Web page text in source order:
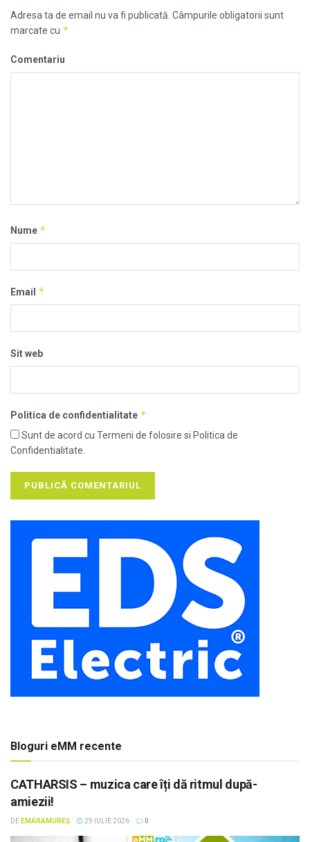
Adresa ta de email nu va fi publicată. Câmpurile obligatorii sunt
marcate cu *
Comentariu
Nume *
Email *
Sit web
Politica de confidentialitate *
Sunt de acord cu Termeni de folosire si Politica de
Confidentialitate.
Bloguri eMM recente
CATHARSIS – muzica care îți dă ritmul după-
amiezii!
DE EMARAMUREȘ 29 IULIE 2026 0